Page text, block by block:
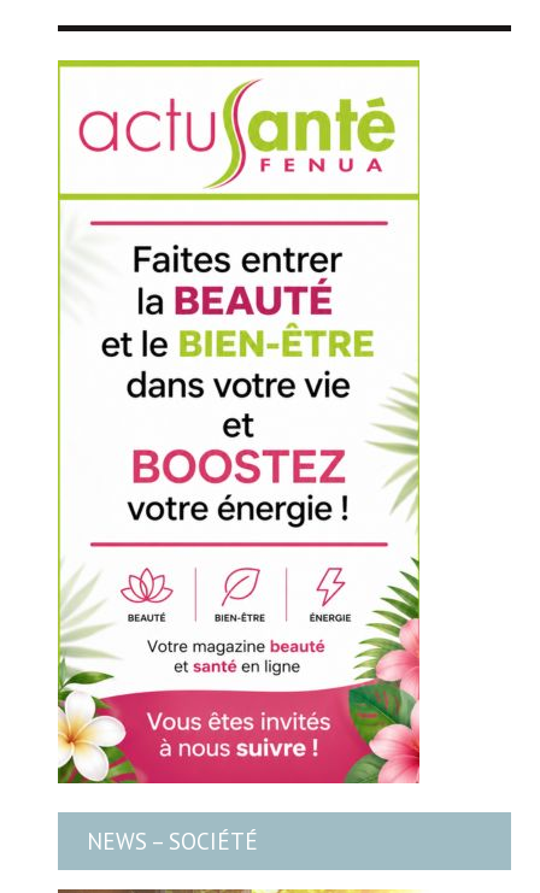
NEWS – SOCIÉTÉ